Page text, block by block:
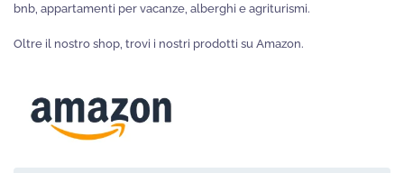
bnb, appartamenti per vacanze, alberghi e agriturismi.
Oltre il nostro shop, trovi i nostri prodotti su Amazon.